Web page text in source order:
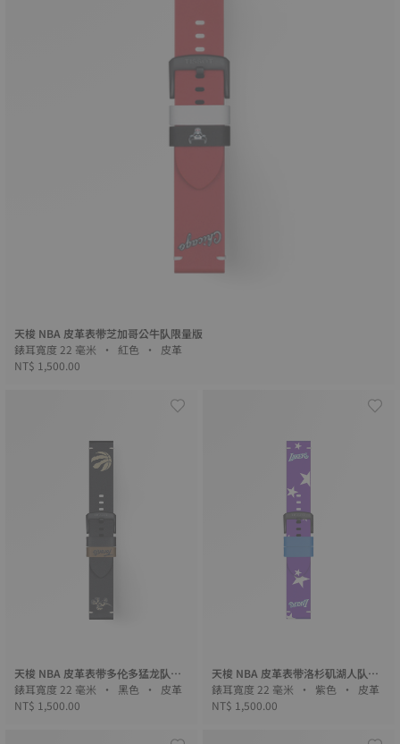
天梭 NBA 皮革表带芝加哥公牛队限量版
錶耳寬度 22 毫米 • 紅色 • 皮革
NT$ 1,500.00
天梭 NBA 皮革表带多伦多猛龙队限
量版
錶耳寬度 22 毫米 • 黑色 • 皮革
NT$ 1,500.00
天梭 NBA 皮革表带洛杉矶湖人队限
量版
錶耳寬度 22 毫米 • 紫色 • 皮革
NT$ 1,500.00